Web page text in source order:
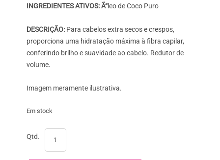
INGREDIENTES ATIVOS: Ã“leo de Coco Puro
DESCRIÇÃO: Para cabelos extra secos e crespos,
proporciona uma hidratação máxima à fibra capilar,
conferindo brilho e suavidade ao cabelo. Redutor de
volume.
Imagem meramente ilustrativa.
Em stock
Qtd.
Real